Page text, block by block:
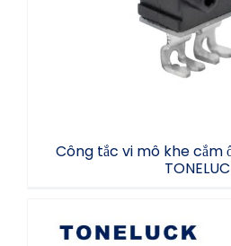
Công tắc vi mô khe cắm